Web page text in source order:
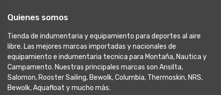
Quienes somos
Tienda de indumentaria y equipamiento para deportes al aire
libre. Las mejores marcas importadas y nacionales de
equipamiento e indumentaria tecnica para Montaña, Nautica y
Campamento. Nuestras principales marcas son Ansilta,
Salomon, Rooster Sailing, Bewolk, Columbia, Thermoskin, NRS,
Bewolk, Aquafloat y mucho màs.